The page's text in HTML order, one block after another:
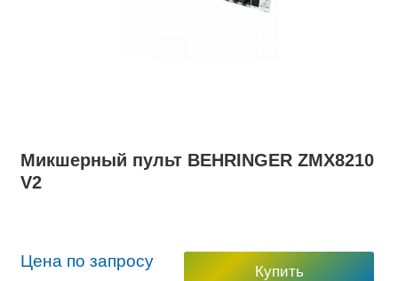
Микшерный пульт BEHRINGER ZMX8210
V2
Цена по запросу
Купить